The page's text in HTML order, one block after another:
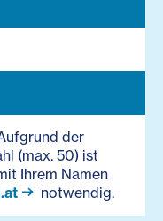
der
(max. 50) ist
Ihrem Namen
notwendig.